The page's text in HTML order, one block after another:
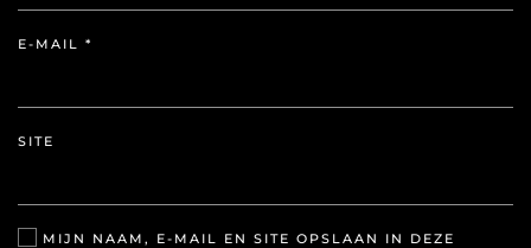
E-MAIL *
SITE
MIJN NAAM, E-MAIL EN SITE OPSLAAN IN DEZE